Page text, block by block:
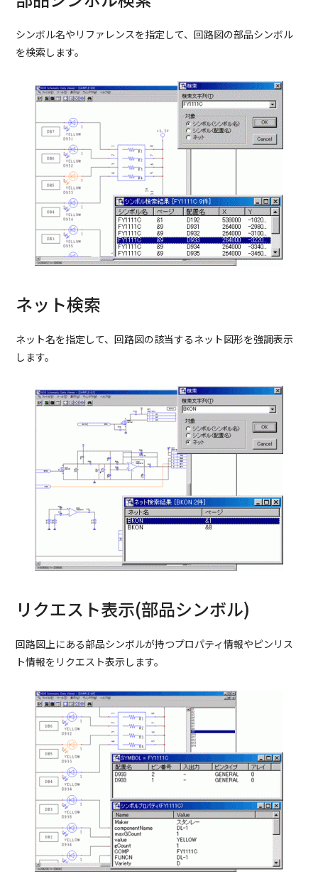
シンボル名やリファレンスを指定して、回路図の部品シンボル
を検索します。
ネット検索
ネット名を指定して、回路図の該当するネット図形を強調表示
します。
リクエスト表示(部品シンボル)
回路図上にある部品シンボルが持つプロパティ情報やピンリス
ト情報をリクエスト表示します。